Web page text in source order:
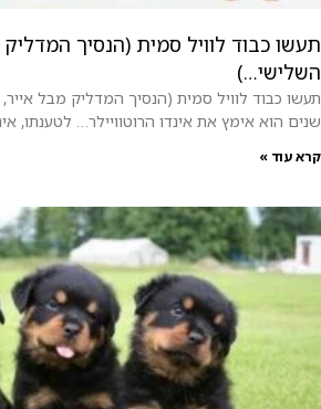
תעשו כבוד לוויל סמית (הנסיך המדליק
השלישי…)
תעשו כבוד לוויל סמית (הנסיך המדליק מבל
שנים הוא אימץ את אינדו הרוטוויילר… לטענתו,
קרא עוד »